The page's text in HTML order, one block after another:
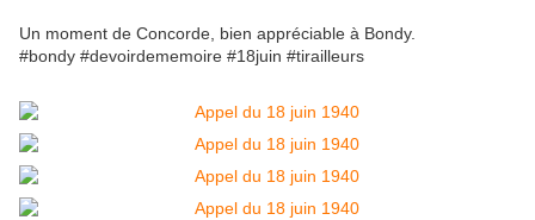
Un moment de Concorde, bien appréciable à Bondy.
#bondy #devoirdememoire #18juin #tirailleurs